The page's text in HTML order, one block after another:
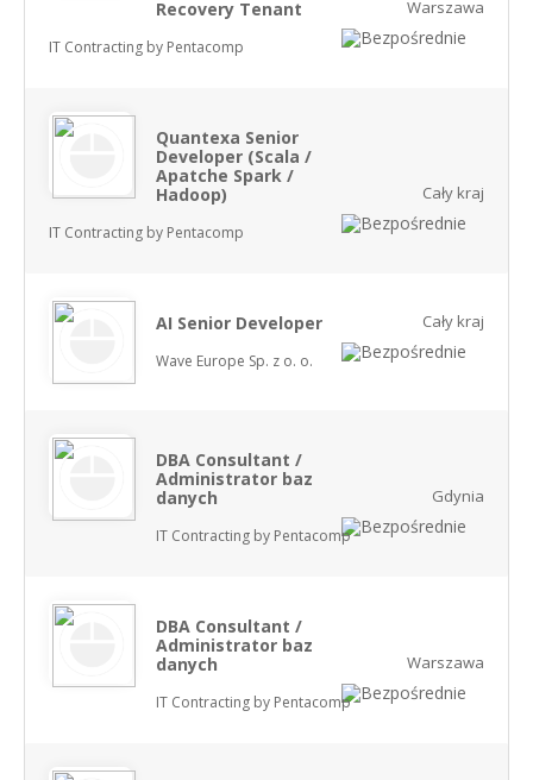
Recovery Tenant
IT Contracting by Pentacomp
Warszawa
Quantexa Senior
Developer (Scala /
Apatche Spark /
Hadoop)
IT Contracting by Pentacomp
Cały kraj
AI Senior Developer
Wave Europe Sp. z o. o.
Cały kraj
DBA Consultant /
Administrator baz
danych
IT Contracting by Pentacomp
Gdynia
DBA Consultant /
Administrator baz
danych
IT Contracting by Pentacomp
Warszawa